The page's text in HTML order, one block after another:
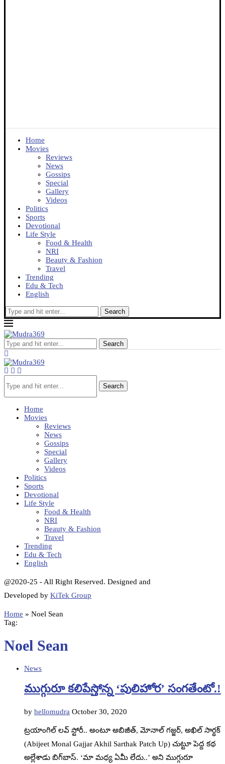
Home
Movies
Reviews
News
Gossips
Special
Gallery
Videos
Politics
Sports
Devotional
Life Style
Food & Health
NRI
Beauty & Fashion
Travel
Trending
Edu & Tech
English
Search
Search
Search
Home
Movies
Reviews
News
Gossips
Special
Gallery
Videos
Politics
Sports
Devotional
Life Style
Food & Health
NRI
Beauty & Fashion
Travel
Trending
Edu & Tech
English
@2020-25 - All Right Reserved. Designed and
Developed by KiTek Group
Home » Noel Sean
Tag:
Noel Sean
News
ముగ్గురూ కలిపేస్తోన్న ‘పులిహోర’ సంగతేంటో.!
by hellomudra October 30, 2020
ట్రయాంగిల్‌ లవ్‌ స్టోరీ.. అంటూ అబిజీత్‌, మోనాల్‌ గజ్జర్‌, అఖిల్‌ సార్థక్‌
(Abijeet Monal Gajjar Akhil Sarthak Patch Up) చుట్టూ పెద్ద కథ
అల్లేశాడు బిగ్‌బాస్‌. ‘మా మధ్య ఏమీ లేదు..’ అని ముగ్గురూ